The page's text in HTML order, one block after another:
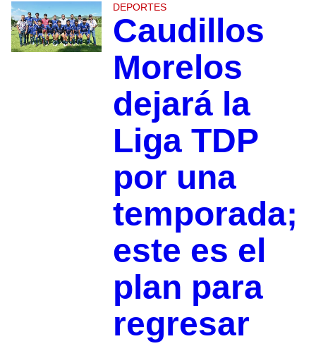
DEPORTES
Caudillos
Morelos
dejará la
Liga TDP
por una
temporada;
este es el
plan para
regresar